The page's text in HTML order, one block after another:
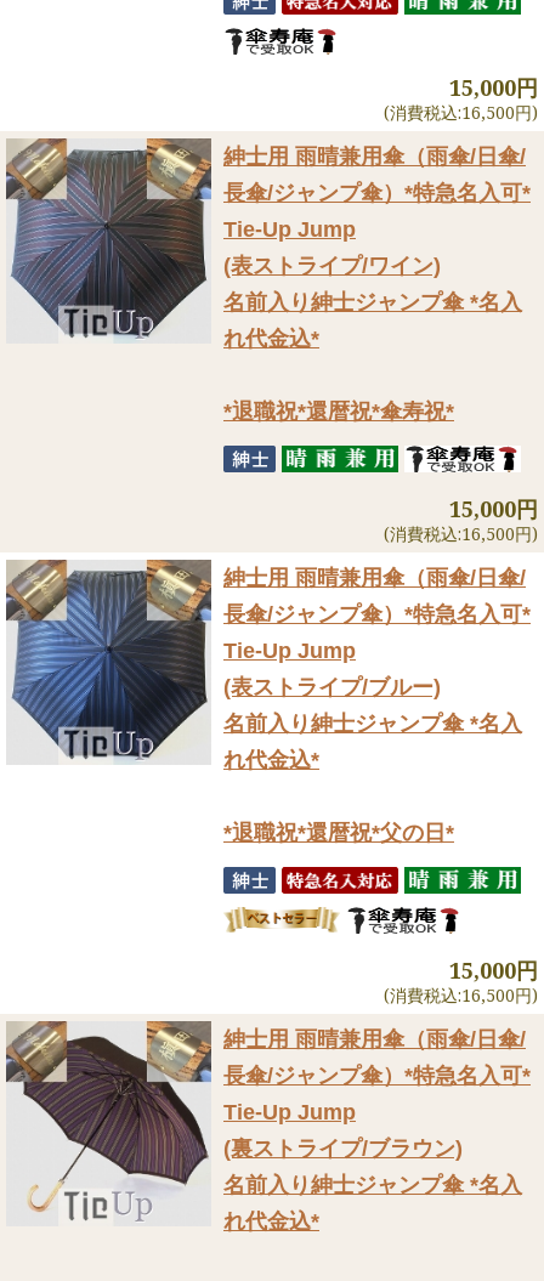
15,000円
(消費税込:16,500円)
紳士用 雨晴兼用傘（雨傘/日傘/
長傘/ジャンプ傘） *特急名入可*
Tie-Up Jump
(表ストライプ/ワイン)
名前入り紳士ジャンプ傘 *名入
れ代金込*
*退職祝*還暦祝*傘寿祝*
15,000円
(消費税込:16,500円)
紳士用 雨晴兼用傘（雨傘/日傘/
長傘/ジャンプ傘） *特急名入可*
Tie-Up Jump
(表ストライプ/ブルー)
名前入り紳士ジャンプ傘 *名入
れ代金込*
*退職祝*還暦祝*父の日*
15,000円
(消費税込:16,500円)
紳士用 雨晴兼用傘（雨傘/日傘/
長傘/ジャンプ傘） *特急名入可*
Tie-Up Jump
(裏ストライプ/ブラウン)
名前入り紳士ジャンプ傘 *名入
れ代金込*